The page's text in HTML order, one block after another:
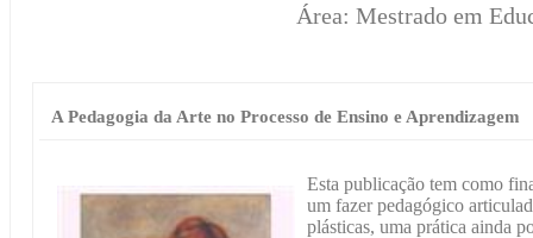
Área: Mestrado em
A Pedagogia da Arte no Processo de Ensino e Aprendizagem
Esta publicação tem como
um fazer pedagógico
plásticas, uma prática ainda